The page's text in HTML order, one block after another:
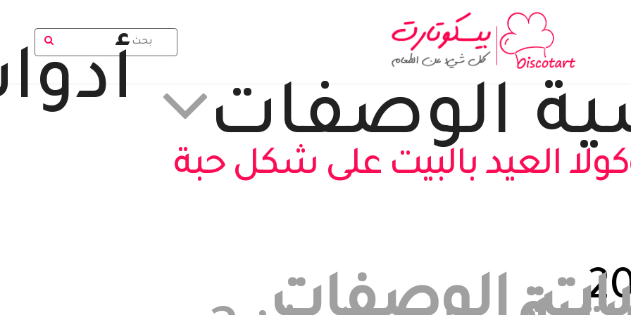
الوصفات
العيد بالبيت على شكل حبة